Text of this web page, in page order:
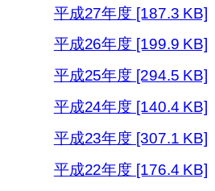
平成27年度 [187.3 KB]
平成26年度 [199.9 KB]
平成25年度 [294.5 KB]
平成24年度 [140.4 KB]
平成23年度 [307.1 KB]
平成22年度 [176.4 KB]